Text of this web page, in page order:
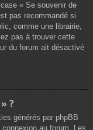
« Se souvenir de
pas recommandé si
comme une librairie,
pas à trouver cette
du forum ait désactivé
?
générés par phpBB
au forum. Les